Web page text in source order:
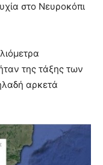
στο Νευροκόπι
της τάξης των
αρκετά